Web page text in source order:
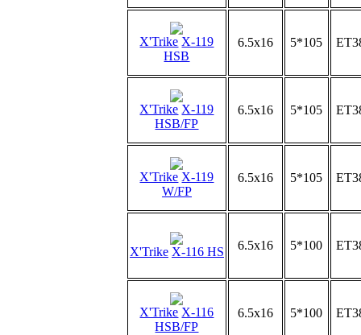
X'Trike X-119
HSB
6.5x16 5*105
X'Trike X-119
HSB/FP
6.5x16 5*105
X'Trike X-119
W/FP
6.5x16 5*105
X'Trike X-116 HS 6.5x16 5*100
X'Trike X-116
HSB/FP
6.5x16 5*100